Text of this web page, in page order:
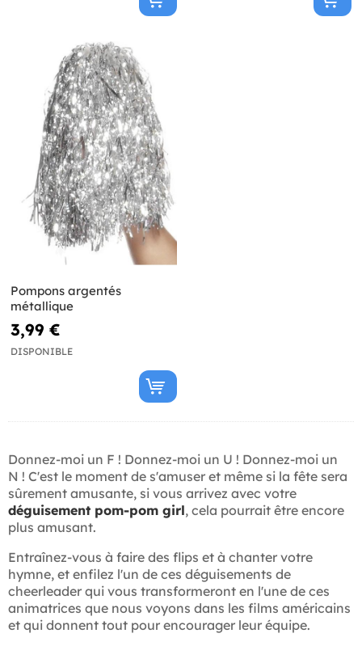
Pompons argentés
métallique
3,99 €
DISPONIBLE
Donnez-moi un F ! Donnez-moi un U ! Donnez-moi un
N ! C'est le moment de s'amuser et même si la fête sera
sûrement amusante, si vous arrivez avec votre
déguisement pom-pom girl, cela pourrait être encore
plus amusant.
Entraînez-vous à faire des flips et à chanter votre
hymne, et enfilez l'un de ces déguisements de
cheerleader qui vous transformeront en l'une de ces
animatrices que nous voyons dans les films américains
et qui donnent tout pour encourager leur équipe.